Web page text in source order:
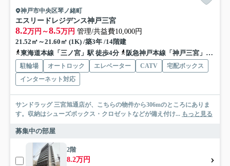
神戸市中央区琴ノ緒町
エスリードレジデンス神戸三宮
8.2万円～8.5万円 管理/共益費10,000円
21.52㎡～21.60㎡ (1K) /築3年 /14階建
東海道本線「三ノ宮」駅 徒歩4分
阪急神戸本線「神戸三宮」駅 徒歩7分
駐輪場 オートロック エレベーター CATV
宅配ボックス
インターネット対応
サンドラッグ 三宮旭通店が、こちらの物件から306mのところにありま
す。収納はシューズボックス・クロゼットなどが備え付け... もっと見る
募集中の部屋
2階
8.2万円